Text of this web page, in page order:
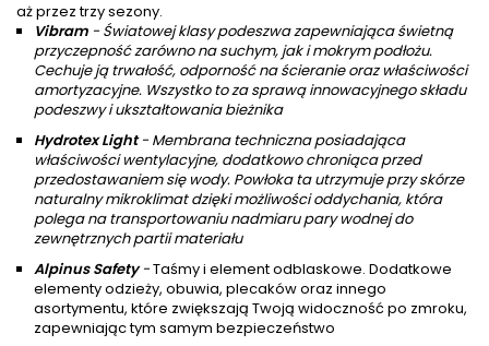
aż przez trzy sezony.
Vibram - Światowej klasy podeszwa zapewniająca świetną
przyczepność zarówno na suchym, jak i mokrym podłożu.
Cechuje ją trwałość, odporność na ścieranie oraz właściwości
amortyzacyjne. Wszystko to za sprawą innowacyjnego składu
podeszwy i ukształtowania bieżnika
Hydrotex Light- Membrana techniczna posiadająca
właściwości wentylacyjne, dodatkowo chroniąca przed
przedostawaniem się wody. Powłoka ta utrzymuje przy skórze
naturalny mikroklimat dzięki możliwości oddychania, która
polega na transportowaniu nadmiaru pary wodnej do
zewnętrznych partii materiału
Alpinus Safety-Taśmy i element odblaskowe. Dodatkowe
elementy odzieży, obuwia, plecaków oraz innego
asortymentu, które zwiększają Twoją widoczność po zmroku,
zapewniając tym samym bezpieczeństwo